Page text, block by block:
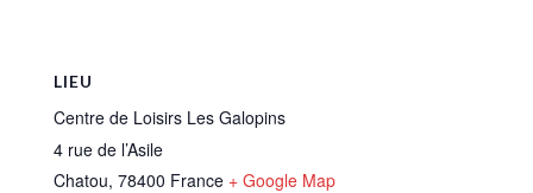
LIEU
Centre de Loisirs Les Galopins
4 rue de l’Asile
Chatou, 78400 France + Google Map